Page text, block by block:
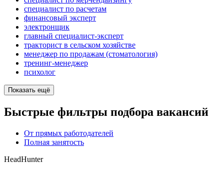
специалист по расчетам
финансовый эксперт
электронщик
главный специалист-эксперт
тракторист в сельском хозяйстве
менеджер по продажам (стоматология)
тренинг-менеджер
психолог
Показать ещё
Быстрые фильтры подбора вакансий
От прямых работодателей
Полная занятость
HeadHunter